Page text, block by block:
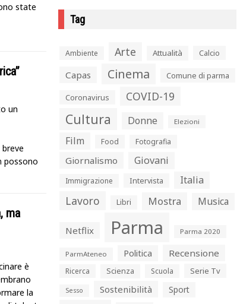
state
un
possono
ma
è
la
Tag
Ambiente Arte Attualità Calcio
Capas Cinema Comune di parma
Coronavirus COVID-19
Cultura Donne Elezioni
Film Food Fotografia
Giornalismo Giovani
Immigrazione Intervista Italia
Lavoro Libri Mostra Musica
Netflix Parma Parma 2020
ParmAteneo Politica Recensione
Ricerca Scienza Scuola Serie Tv
Sesso Sostenibilità Sport